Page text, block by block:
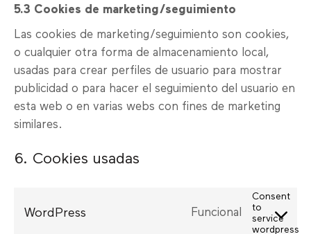
5.3 Cookies de marketing/seguimiento
Las cookies de marketing/seguimiento son cookies,
o cualquier otra forma de almacenamiento local,
usadas para crear perfiles de usuario para mostrar
publicidad o para hacer el seguimiento del usuario en
esta web o en varias webs con fines de marketing
similares.
6. Cookies usadas
WordPress Funcional
Consent
to
service
wordpress